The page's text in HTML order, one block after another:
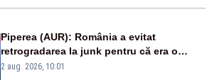
Piperea (AUR): România a evitat
retrogradarea la junk pentru că era o
catastrofă pentru bănci și fondurile de
2 aug. 2026, 10:01